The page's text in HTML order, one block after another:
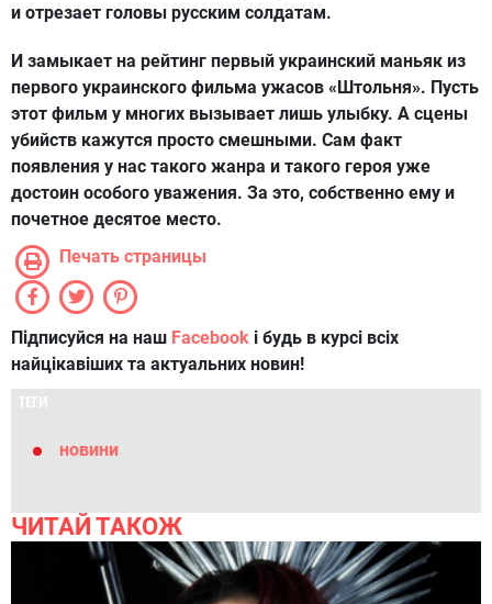
и отрезает головы русским солдатам.
И замыкает на рейтинг первый украинский маньяк из
первого украинского фильма ужасов «Штольня». Пусть
этот фильм у многих вызывает лишь улыбку. А сцены
убийств кажутся просто смешными. Сам факт
появления у нас такого жанра и такого героя уже
достоин особого уважения. За это, собственно ему и
почетное десятое место.
Печать страницы
Підписуйся на наш Facebook і будь в курсі всіх
найцікавіших та актуальних новин!
ТЕГИ
новини
ЧИТАЙ ТАКОЖ